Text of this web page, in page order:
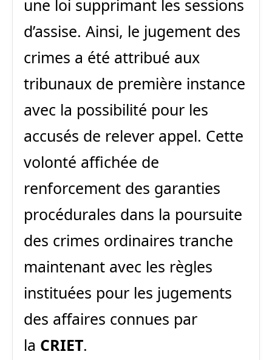
une loi supprimant les sessions
d’assise. Ainsi, le jugement des
crimes a été attribué aux
tribunaux de première instance
avec la possibilité pour les
accusés de relever appel. Cette
volonté affichée de
renforcement des garanties
procédurales dans la poursuite
des crimes ordinaires tranche
maintenant avec les règles
instituées pour les jugements
des affaires connues par
la CRIET.